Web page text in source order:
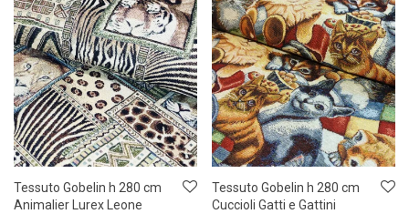
Tessuto Gobelin h 280 cm
Animalier Lurex Leone
Tessuto Gobelin h 280 cm
Cuccioli Gatti e Gattini